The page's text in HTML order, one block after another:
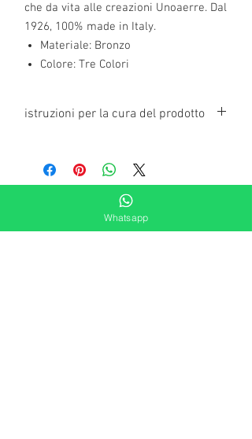
che da vita alle creazioni Unoaerre. Dal
1926, 100% made in Italy.
Materiale: Bronzo
Colore: Tre Colori
istruzioni per la cura del prodotto
dei nostri gioielli, già trattati con cataforesi,
è importante pulirli solo con un panno
inumidito con acqua. E’ fondamentale
evitare contatti diretti con essenze
alcoliche, acqua termale e acqua del mare,
Whatsapp